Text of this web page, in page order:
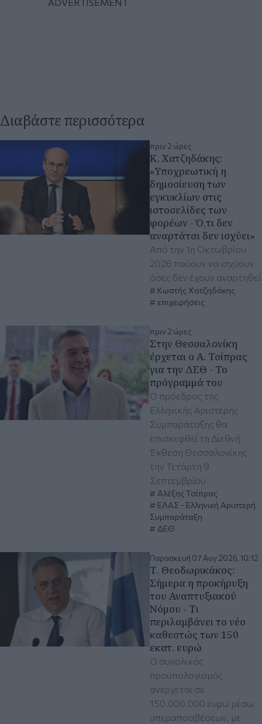
Διαβάστε περισσότερα
πριν 2 ώρες
Κ. Χατζηδάκης:
«Υποχρεωτική η
δημοσίευση των
εγκυκλίων στις
ιστοσελίδες των
φορέων - Ό,τι δεν
αναρτάται δεν ισχύει»
Από την 1η Οκτωβρίου
2026 παύουν να ισχύουν
όσες δεν έχουν αναρτηθεί
Κωστής Χατζηδάκης
επιχειρήσεις
πριν 2 ώρες
Στην Θεσσαλονίκη
έρχεται ο Α. Τσίπρας
για την ΔΕΘ - Το
πρόγραμμά του
Ο πρόεδρος της
Ελληνικής Αριστερής
Συμπαράταξης θα
επισκεφθεί τη Διεθνή
Έκθεση Θεσσαλονίκης
την Τετάρτη 9
Σεπτεμβρίου
Αλέξης Τσίπρας
ΕΛΑΣ - Ελληνική Αριστερή
Συμπαράταξη
ΔΕΘ
Παρασκευή 07 Αυγ 2026, 10:12
Τ. Θεοδωρικάκος:
Σήμερα η προκήρυξη
του Αναπτυξιακού
Νόμου - Τι
περιλαμβάνει το νέο
καθεστώς των 150
εκατ. ευρώ
Ο συνολικός
προϋπολογισμός
ανέρχεται σε
150.000.000 ευρώ μέσω
υπεραποσβέσεων, με